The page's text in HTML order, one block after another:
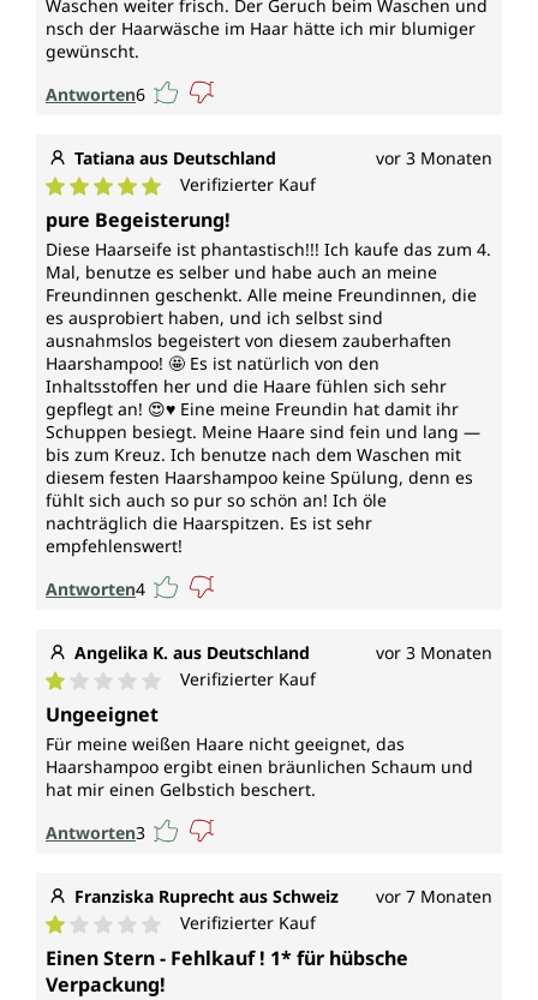
Waschen weiter frisch. Der Geruch beim Waschen und
nsch der Haarwäsche im Haar hätte ich mir blumiger
gewünscht.
Antworten6
Tatiana aus Deutschland vor 3 Monaten
Durchschnittliche Bewertung von 5 von 5 Sternen
Verifizierter Kauf
pure Begeisterung!
Diese Haarseife ist phantastisch!!! Ich kaufe das zum 4.
Mal, benutze es selber und habe auch an meine
Freundinnen geschenkt. Alle meine Freundinnen, die
es ausprobiert haben, und ich selbst sind
ausnahmslos begeistert von diesem zauberhaften
Haarshampoo! 🤩 Es ist natürlich von den
Inhaltsstoffen her und die Haare fühlen sich sehr
gepflegt an! 😍♥️ Eine meine Freundin hat damit ihr
Schuppen besiegt. Meine Haare sind fein und lang —
bis zum Kreuz. Ich benutze nach dem Waschen mit
diesem festen Haarshampoo keine Spülung, denn es
fühlt sich auch so pur so schön an! Ich öle
nachträglich die Haarspitzen. Es ist sehr
empfehlenswert!
Antworten4
Angelika K. aus Deutschland vor 3 Monaten
Durchschnittliche Bewertung von 1 von 5 Sternen
Verifizierter Kauf
Ungeeignet
Für meine weißen Haare nicht geeignet, das
Haarshampoo ergibt einen bräunlichen Schaum und
hat mir einen Gelbstich beschert.
Antworten3
Franziska Ruprecht aus Schweiz vor 7 Monaten
Durchschnittliche Bewertung von 1 von 5 Sternen
Verifizierter Kauf
Einen Stern - Fehlkauf ! 1* für hübsche
Verpackung!